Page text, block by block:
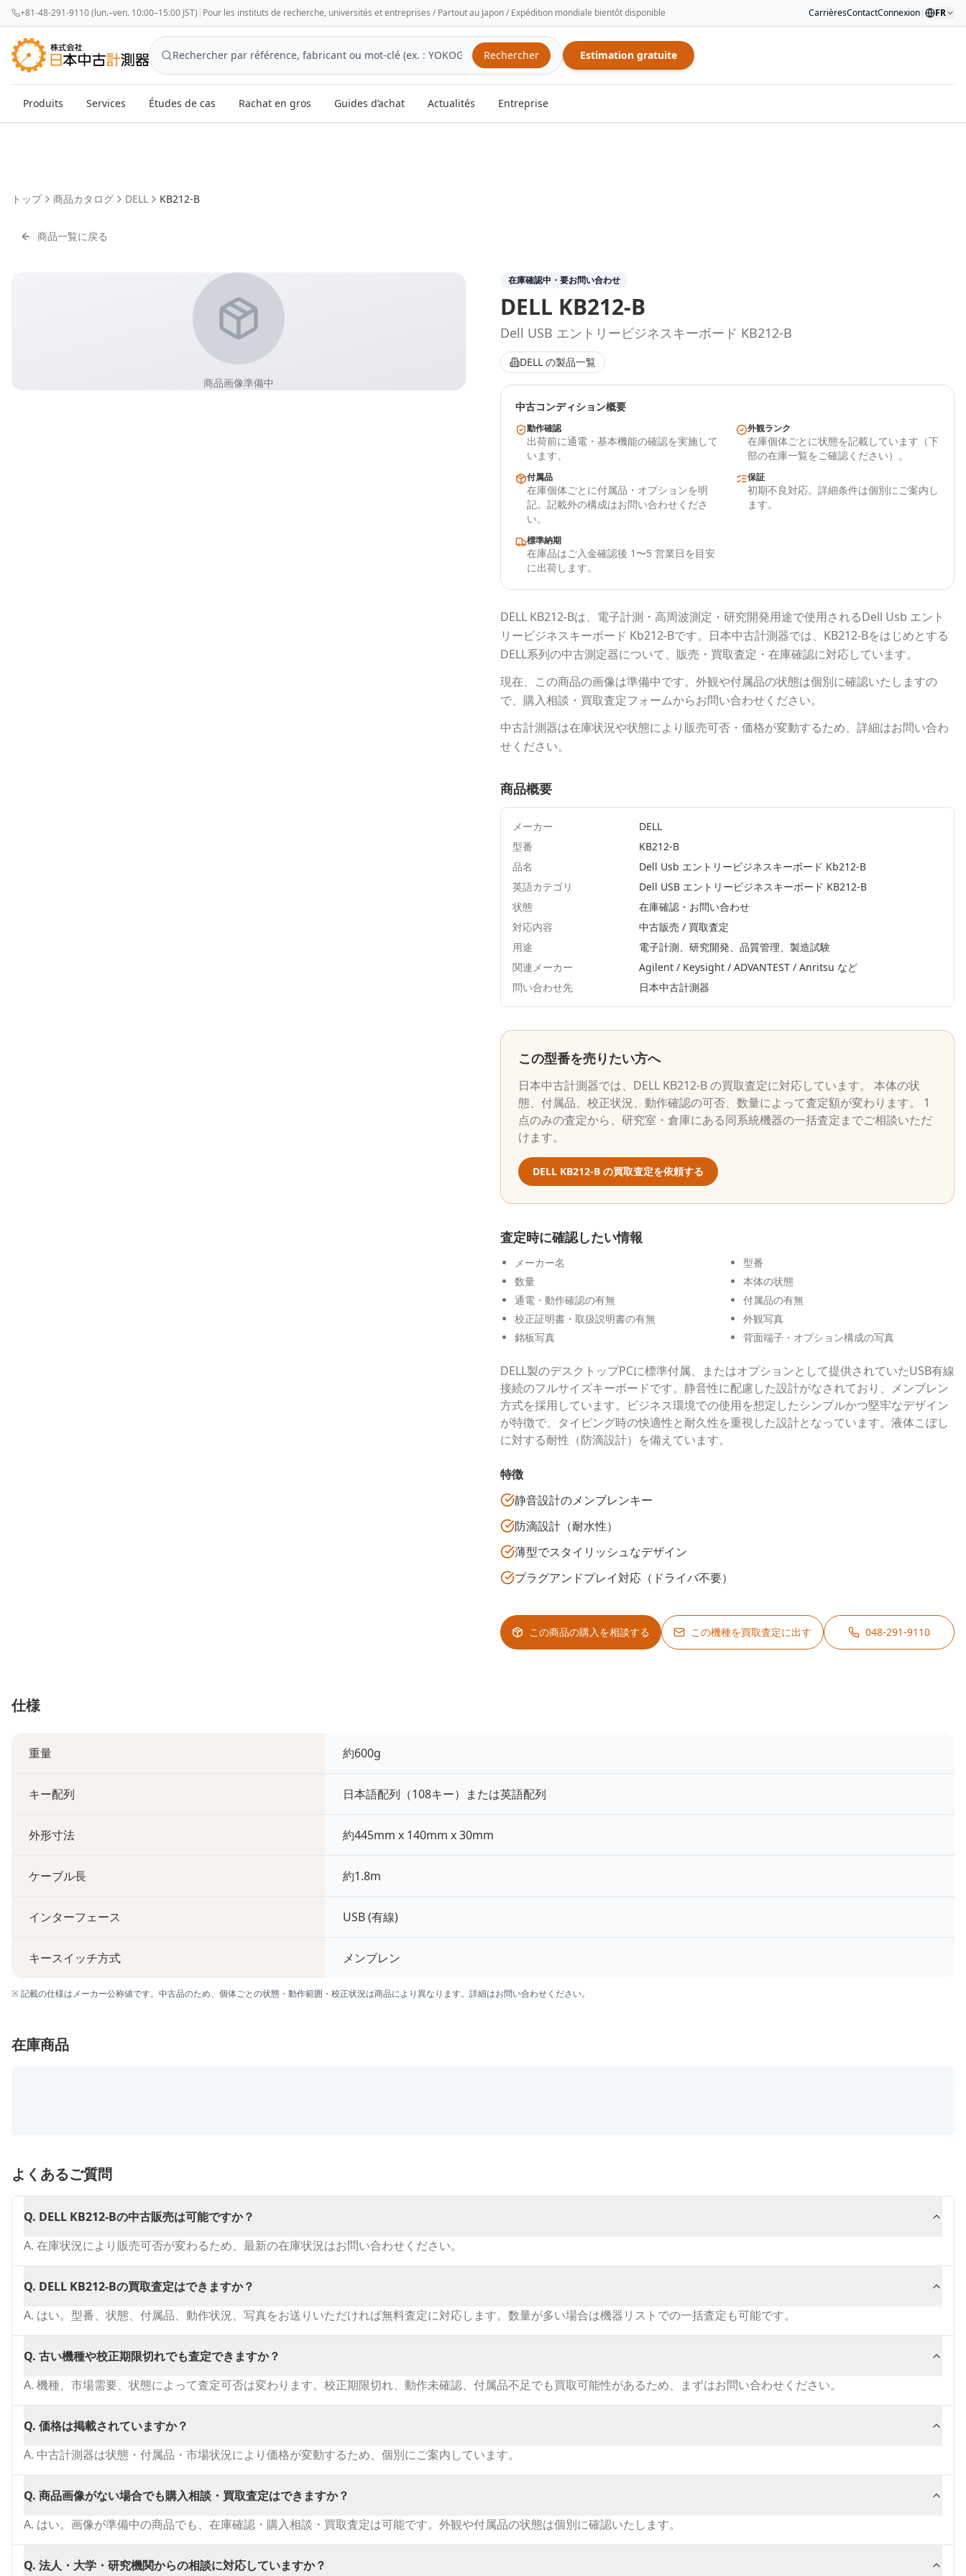
+81-48-291-9110 (lun.–ven. 10:00–15:00 JST) | Pour les instituts de recherche, universités et entreprises / Partout au Japon / Expédition mondiale bientôt disponible CarrièresContactConnexion| FR
Rechercher Estimation gratuite
Produits Services Études de cas Rachat en gros Guides d’achat Actualités Entreprise
トップ 商品カタログ DELL KB212-B
商品一覧に戻る
商品画像準備中
在庫確認中・要お問い合わせ
DELL KB212-B
Dell USB エントリービジネスキーボード KB212-B
DELL の製品一覧
中古コンディション概要
動作確認
出荷前に通電・基本機能の確認を実施して
います。
外観ランク
在庫個体ごとに状態を記載しています（下
部の在庫一覧をご確認ください）。
付属品
在庫個体ごとに付属品・オプションを明
記。記載外の構成はお問い合わせくださ
い。
保証
初期不良対応。詳細条件は個別にご案内し
ます。
標準納期
在庫品はご入金確認後 1〜5 営業日を目安
に出荷します。
DELL KB212-Bは、電子計測・高周波測定・研究開発用途で使用されるDell Usb エント
リービジネスキーボード Kb212-Bです。 日本中古計測器では、 KB212-Bをはじめとする
DELL系列の中古測定器について、販売・買取査定・在庫確認に対応しています。
現在、この商品の画像は準備中です。外観や付属品の状態は個別に確認いたしますの
で、購入相談・買取査定フォームからお問い合わせください。
中古計測器は在庫状況や状態により販売可否・価格が変動するため、詳細はお問い合わ
せください。
商品概要
メーカー
DELL
型番
KB212-B
品名
Dell Usb エントリービジネスキーボード Kb212-B
英語カテゴリ
Dell USB エントリービジネスキーボード KB212-B
状態
在庫確認・お問い合わせ
対応内容
中古販売 / 買取査定
用途
電子計測、研究開発、品質管理、製造試験
関連メーカー
Agilent / Keysight / ADVANTEST / Anritsu など
問い合わせ先
日本中古計測器
この型番を売りたい方へ
日本中古計測器では、 DELL KB212-Bの買取査定に対応しています。 本体の状
態、付属品、校正状況、動作確認の可否、数量によって査定額が変わります。 1
点のみの査定から、研究室・倉庫にある同系統機器の一括査定までご相談いただ
けます。
DELL KB212-B の買取査定を依頼する
査定時に確認したい情報
メーカー名
型番
数量
本体の状態
通電・動作確認の有無
付属品の有無
校正証明書・取扱説明書の有無
外観写真
銘板写真
背面端子・オプション構成の写真
DELL製のデスクトップPCに標準付属、またはオプションとして提供されていたUSB有線
接続のフルサイズキーボードです。静音性に配慮した設計がなされており、メンブレン
方式を採用しています。ビジネス環境での使用を想定したシンプルかつ堅牢なデザイン
が特徴で、タイピング時の快適性と耐久性を重視した設計となっています。液体こぼし
に対する耐性（防滴設計）を備えています。
特徴
静音設計のメンブレンキー
防滴設計（耐水性）
薄型でスタイリッシュなデザイン
プラグアンドプレイ対応（ドライバ不要）
この商品の購入を相談する この機種を買取査定に出す 048-291-9110
仕様
重量 約600g
キー配列 日本語配列（108キー）または英語配列
外形寸法 約445mm x 140mm x 30mm
ケーブル長 約1.8m
インターフェース USB (有線)
キースイッチ方式 メンブレン
※ 記載の仕様はメーカー公称値です。中古品のため、個体ごとの状態・動作範囲・校正状況は商品により異なります。詳細はお問い合わせください。
在庫商品
よくあるご質問
Q. DELL KB212-Bの中古販売は可能ですか？
A. 在庫状況により販売可否が変わるため、最新の在庫状況はお問い合わせください。
Q. DELL KB212-Bの買取査定はできますか？
A. はい。型番、状態、付属品、動作状況、写真をお送りいただければ無料査定に対応します。数量が多い場合は機器リストでの一括査定も可能です。
Q. 古い機種や校正期限切れでも査定できますか？
A. 機種、市場需要、状態によって査定可否は変わります。校正期限切れ、動作未確認、付属品不足でも買取可能性があるため、まずはお問い合わせください。
Q. 価格は掲載されていますか？
A. 中古計測器は状態・付属品・市場状況により価格が変動するため、個別にご案内しています。
Q. 商品画像がない場合でも購入相談・買取査定はできますか？
A. はい。画像が準備中の商品でも、在庫確認・購入相談・買取査定は可能です。外観や付属品の状態は個別に確認いたします。
Q. 法人・大学・研究機関からの相談に対応していますか？